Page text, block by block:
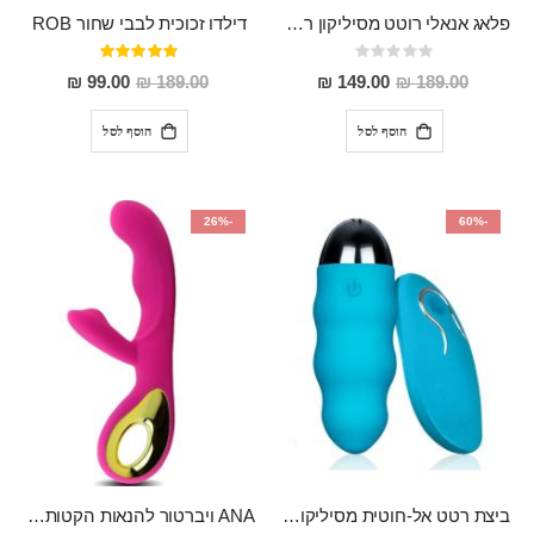
פלאג אנאלי רוטט מסיליקון רפואי "Ainia"
Rating:
0%
189.00 ₪
מחיר
מבצע
149.00 ₪
הוסף לסל
דילדו זכוכית לבבי שחור ROB
דירוג:
100%
189.00 ₪
מחיר
מבצע
99.00 ₪
הוסף לסל
-60%
ביצת רטט אל-חוטית מסיליקון רפואי בגודל של 8 ס"מ ורוחב 3 ס"מ בעלת 20 מהירויות שונות "ENKI"
-26%
ANA ויברטור להנאות הקטות מסיליקון רפואי, נטען, בעל 10 מצבי רטט